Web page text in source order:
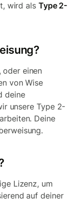
wird als Type 2-
, oder einen
von Wise
deine
unsere Type 2-
Deine
Lizenz, um
auf deiner